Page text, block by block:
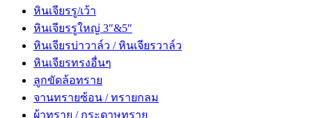
หินเจียรรู/เว้า
หินเจียรรูใหญ่ 3″&5″
หินเจียรบ่าวาล์ว / หินเจียรวาล์ว
หินเจียรทรงอื่นๆ
ลูกขัดล้อทราย
จานทรายซ้อน / ทรายกลม
ผ้าทราย / กระดาษทราย